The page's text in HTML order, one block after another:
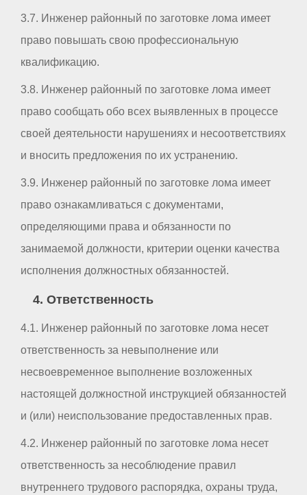
3.7. Инженер районный по заготовке лома имеет
право повышать свою профессиональную
квалификацию.
3.8. Инженер районный по заготовке лома имеет
право сообщать обо всех выявленных в процессе
своей деятельности нарушениях и несоответствиях
и вносить предложения по их устранению.
3.9. Инженер районный по заготовке лома имеет
право ознакамливаться с документами,
определяющими права и обязанности по
занимаемой должности, критерии оценки качества
исполнения должностных обязанностей.
4. Ответственность
4.1. Инженер районный по заготовке лома несет
ответственность за невыполнение или
несвоевременное выполнение возложенных
настоящей должностной инструкцией обязанностей
и (или) неиспользование предоставленных прав.
4.2. Инженер районный по заготовке лома несет
ответственность за несоблюдение правил
внутреннего трудового распорядка, охраны труда,